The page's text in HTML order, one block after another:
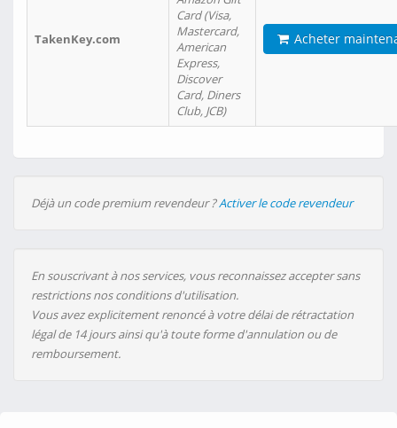
TakenKey.com
Card (Visa,
Mastercard,
American
Express,
Discover
Card, Diners
Club, JCB)
Acheter
Déjà un code premium revendeur ?Activer le code revendeur
En souscrivant à nos services, vous reconnaissez accepter sans
restrictions nos conditions d'utilisation.
Vous avez explicitement renoncé à votre délai de rétractation
légal de 14 jours ainsi qu'à toute forme d'annulation ou de
remboursement.